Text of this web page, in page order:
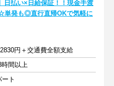
日払い×日給保証！！現金手渡
単発も◎直行直帰OKで気軽に
円＋交通費全額支給
間以上
ト